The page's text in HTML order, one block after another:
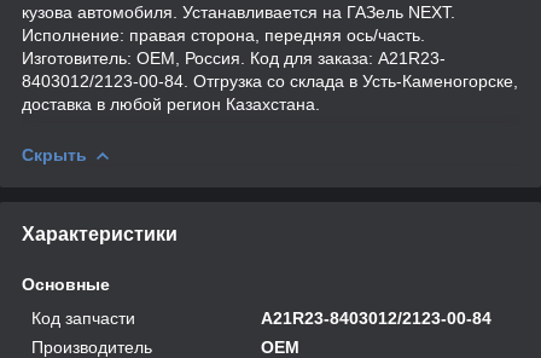
кузова автомобиля. Устанавливается на ГАЗель NEXT.
Исполнение: правая сторона, передняя ось/часть.
Изготовитель: OEM, Россия. Код для заказа: А21R23-
8403012/2123-00-84. Отгрузка со склада в Усть-Каменогорске,
доставка в любой регион Казахстана.
Скрыть
Характеристики
Основные
Код запчасти
А21R23-8403012/2123-00-84
Производитель
OEM